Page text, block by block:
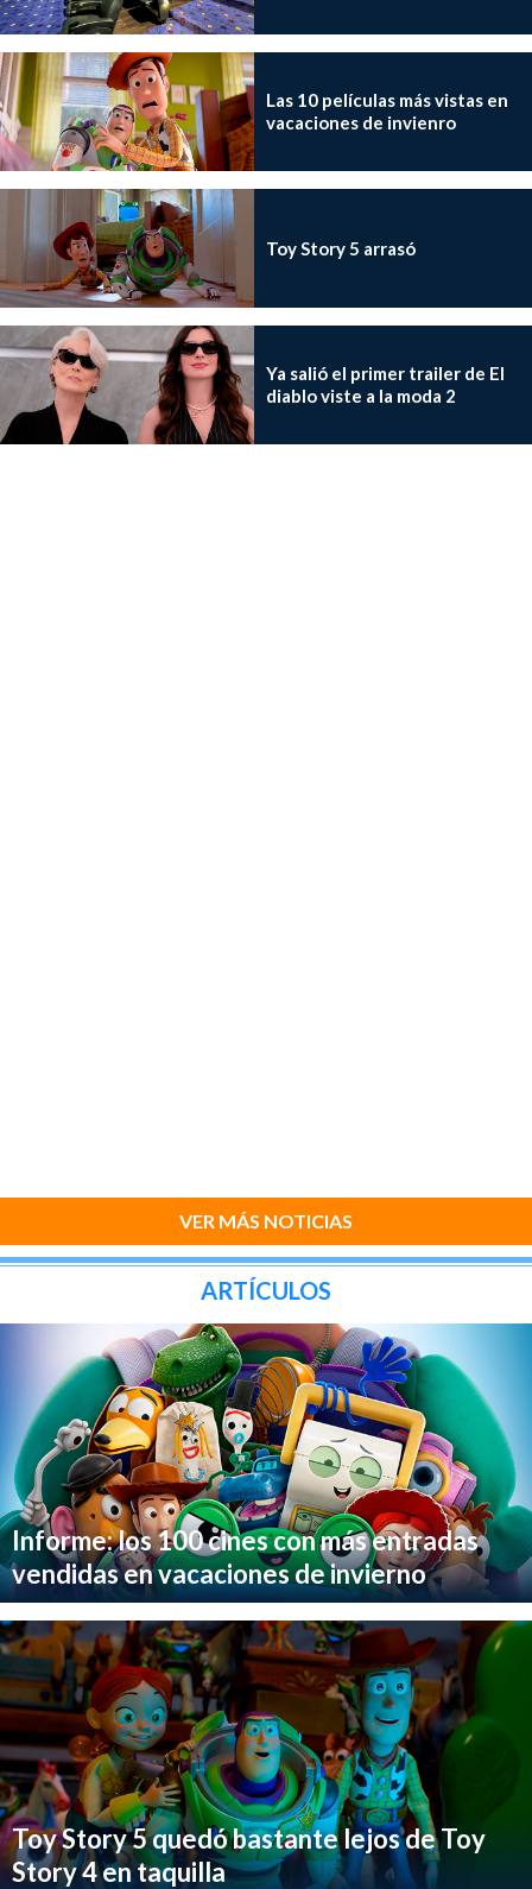
Las 10 películas más vistas en
vacaciones de invienro
Toy Story 5 arrasó
Ya salió el primer trailer de El
diablo viste a la moda 2
VER MÁS NOTICIAS
ARTÍCULOS
Informe: los 100 cines con más entradas
vendidas en vacaciones de invierno
Toy Story 5 quedó bastante lejos de Toy
Story 4 en taquilla